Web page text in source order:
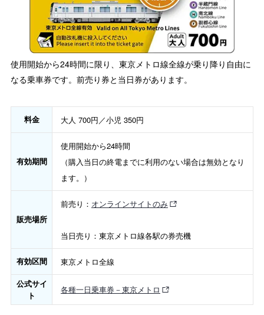
使用開始から24時間に限り、東京メトロ線全線が乗り降り自由に
なる乗車券です。前売り券と当日券があります。
料金 大人 700円／小児 350円
有効期間
使用開始から24時間
（購入当日の終電までに利用のない場合は無効となり
ます。）
販売場所
前売り： オンラインサイトのみ
当日売り：東京メトロ線各駅の券売機
有効区間
東京メトロ全線
公式サイ
ト
各種一日乗車券－東京メトロ